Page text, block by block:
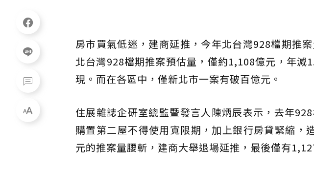
房市買氣低迷，建商延推，今年北台灣928檔期推
北台灣928檔期推案預估量，僅約1,108億元，年減
現。而在各區中，僅新北市一案有破百億元。
住展雜誌企研室總監暨發言人陳炳辰表示，去年
購置第二屋不得使用寬限期，加上銀行房貸緊縮，
元的推案量腰斬，建商大舉退場延推，最後僅有